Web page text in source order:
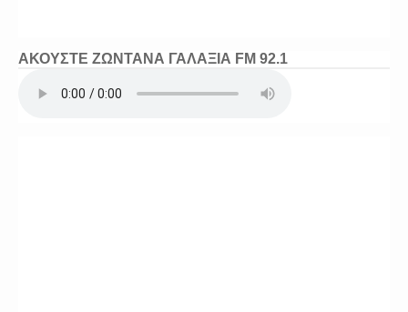
ΑΚΟΥΣΤΕ ΖΩΝΤΑΝΑ ΓΑΛΑΞΙΑ FM 92.1